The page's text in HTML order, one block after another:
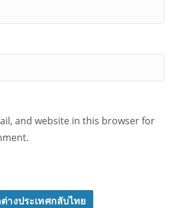
and website in this browser for
างประเทศกลับไทย